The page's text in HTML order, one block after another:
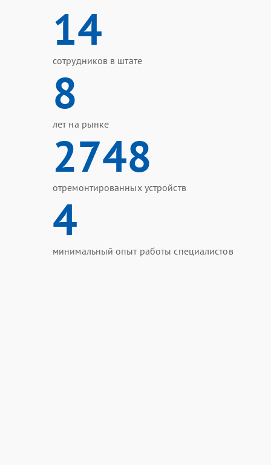
14
сотрудников в штате
8
лет на рынке
2748
отремонтированных устройств
4
минимальный опыт работы специалистов